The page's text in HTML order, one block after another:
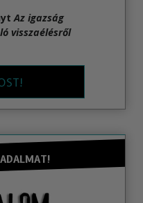
Az igazság
visszaélésről